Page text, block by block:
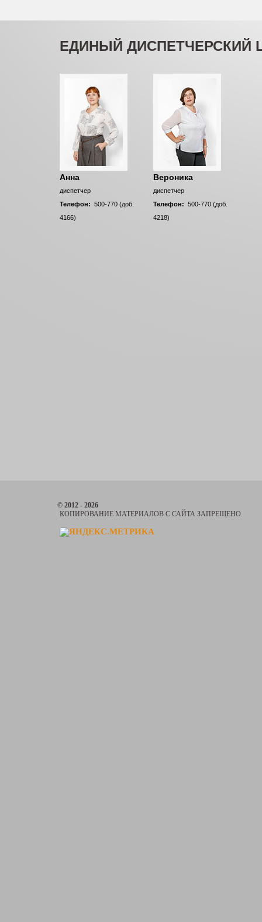
ЕДИНЫЙ ДИСПЕТЧЕРСКИЙ
Анна
диспетчер
Телефон: 500-770 (доб.
4166)
Вероника
диспетчер
Телефон: 500-770 (доб.
4218)
© 2012 - 2026
КОПИРОВАНИЕ МАТЕРИАЛОВ С САЙТА ЗАПРЕЩЕНО